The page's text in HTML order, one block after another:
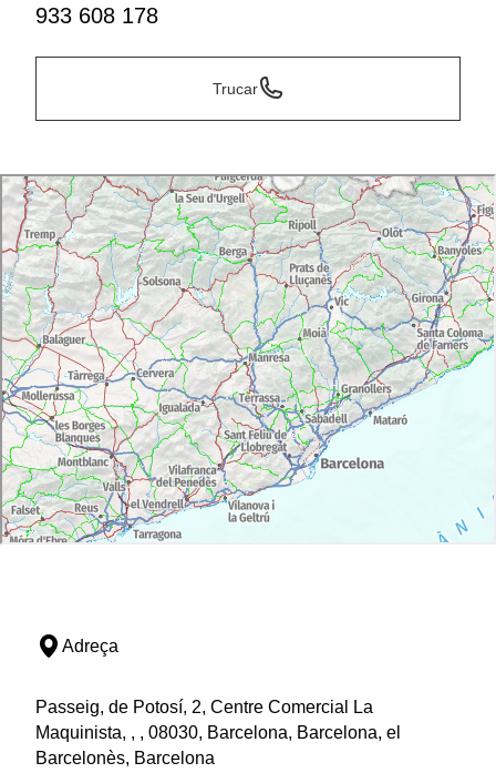
933 608 178
Trucar
Adreça
Passeig, de Potosí, 2, Centre Comercial La
Maquinista, , , 08030, Barcelona, Barcelona, el
Barcelonès, Barcelona